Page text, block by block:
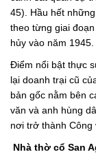
45). Hầu hết
theo từng giai
hủy vào năm 1945.
Điểm nổi bật thực
lại doanh trại cũ
bản gốc nằm bên
văn và anh hùng
nơi trở thành Công
Nhà thờ cổ San